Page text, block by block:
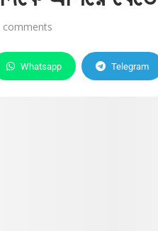
comments
Whatsapp Telegram